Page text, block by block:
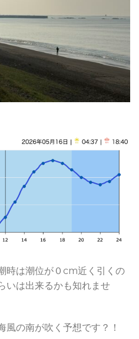
時は潮位が０cm近く引くの
いは出来るかも知れませ
風の南が吹く予想です？！